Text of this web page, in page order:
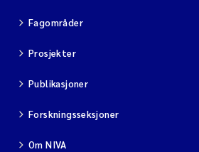
Fagområder
Prosjekter
Publikasjoner
Forskningsseksjoner
Om NIVA